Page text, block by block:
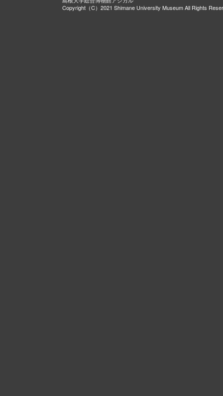
Copyright（C）2021 Shimane University Museum All Rights